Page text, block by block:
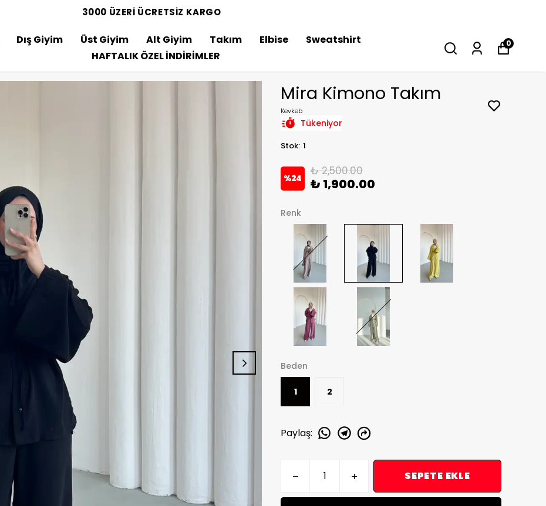
3000 ÜZERİ ÜCRETSİZ KARGO
Dış Giyim Üst Giyim Alt Giyim Takım Elbise
Sweatshirt
HAFTALIK ÖZEL İNDİRİMLER
0
Mira Kimono Takım
Kevkeb
Tükeniyor
Stok: 1
%24
₺ 2,500.00
₺ 1,900.00
Renk
Beden
1 2
Paylaş:
SEPETE EKLE